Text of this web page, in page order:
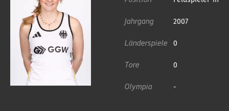
Jahrgang 2007
Länderspiele 0
Tore 0
Olympia -